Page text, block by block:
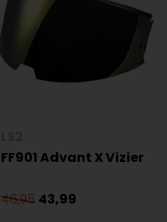
FF901 Advant X Vizier
46,95 43,99